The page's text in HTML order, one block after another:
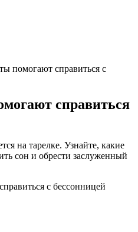
помогают справиться с
справиться
на тарелке. Узнайте, какие
сон и обрести заслуженный